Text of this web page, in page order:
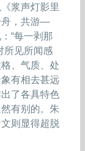
浆声灯影里
舟，共游—
“每一剥那
所见所闻感
、气质、处
有相去甚远
了各具特色
有别的。朱
则显得超脱